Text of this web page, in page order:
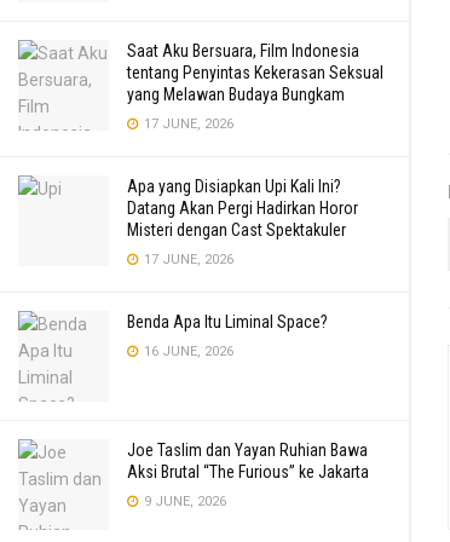
Saat Aku Bersuara, Film Indonesia
tentang Penyintas Kekerasan Seksual
yang Melawan Budaya Bungkam
17 JUNE, 2026
Apa yang Disiapkan Upi Kali Ini?
Datang Akan Pergi Hadirkan Horor
Misteri dengan Cast Spektakuler
17 JUNE, 2026
Benda Apa Itu Liminal Space?
16 JUNE, 2026
Joe Taslim dan Yayan Ruhian Bawa
Aksi Brutal “The Furious” ke Jakarta
9 JUNE, 2026